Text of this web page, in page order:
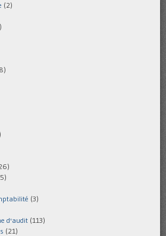
(2)
(3)
d'audit (113)
(21)